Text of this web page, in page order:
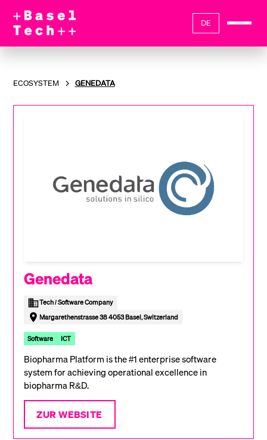
DE
ECOSYSTEM GENEDATA
Genedata
Tech / Software Company
Margarethenstrasse 38 4053 Basel, Switzerland
Software ICT
Biopharma Platform is the #1 enterprise software
system for achieving operational excellence in
biopharma R&D.
ZUR WEBSITE